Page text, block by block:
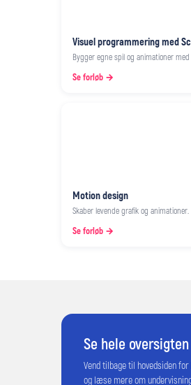
Visuel programmering med
Bygger egne spil og animationer med
Se forløb →
Motion design
Skaber levende grafik og animationer.
Se forløb →
Se hele
Vend tilbage til hovedsiden
og læse mere om